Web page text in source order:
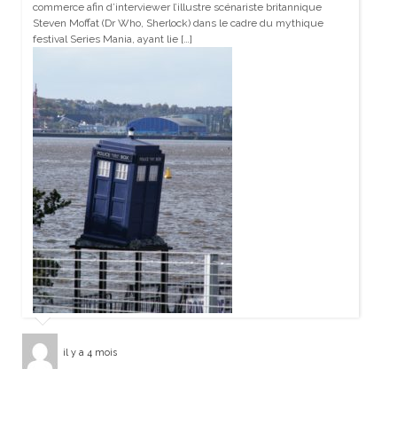
commerce afin d’interviewer l’illustre scénariste britannique
Steven Moffat (Dr Who, Sherlock) dans le cadre du mythique
festival Series Mania, ayant lie […]
il y a 4 mois